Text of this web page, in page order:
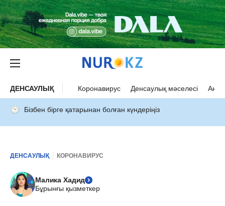
ДЕНСАУЛЫҚ Коронавирус Денсаулық мәселесі Ана
Бізбен бірге қатарынан болған күндеріңіз
ДЕНСАУЛЫҚ КОРОНАВИРУС
Малика Хадид
Бұрынғы қызметкер